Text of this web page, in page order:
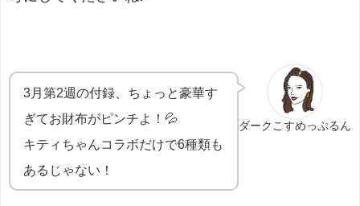
ダークこすめっぷるん
3月第2週の付録、ちょっと豪華す
ぎてお財布がピンチよ！💦
キティちゃんコラボだけで6種類も
あるじゃない！